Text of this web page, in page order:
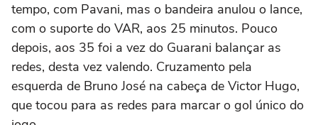
tempo, com Pavani, mas o bandeira anulou o lance,
com o suporte do VAR, aos 25 minutos. Pouco
depois, aos 35 foi a vez do Guarani balançar as
redes, desta vez valendo. Cruzamento pela
esquerda de Bruno José na cabeça de Victor Hugo,
que tocou para as redes para marcar o gol único do